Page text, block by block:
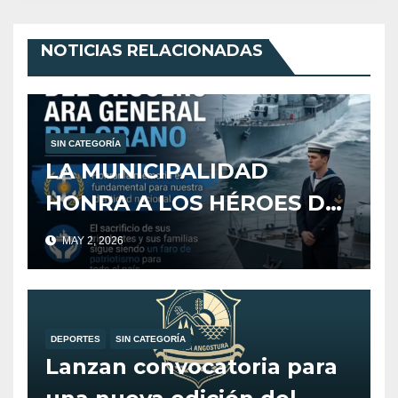
NOTICIAS RELACIONADAS
SIN CATEGORÍA
LA MUNICIPALIDAD
HONRA A LOS HÉROES DEL
CRUCERO ARA GENERAL
BELGRANO
MAY 2, 2026
DEPORTES SIN CATEGORÍA
Lanzan convocatoria para